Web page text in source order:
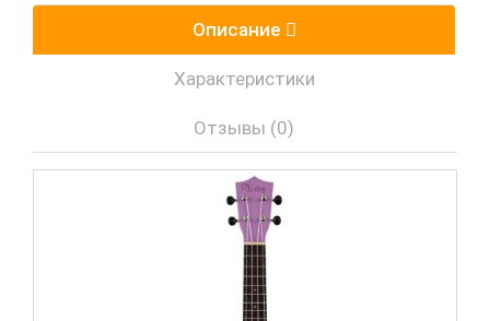
Описание
Характеристики
Отзывы (0)